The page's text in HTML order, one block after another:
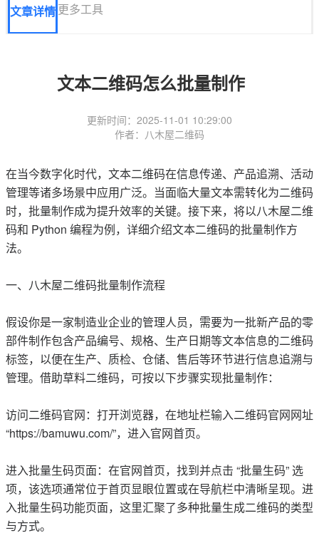
文章详情更多工具
文本二维码怎么批量制作
更新时间：2025-11-01 10:29:00
作者：八木屋二维码
在当今数字化时代，文本二维码在信息传递、产品追溯、活动
管理等诸多场景中应用广泛。当面临大量文本需转化为二维码
时，批量制作成为提升效率的关键。接下来，将以八木屋二维
码和 Python 编程为例，详细介绍文本二维码的批量制作方
法。
一、八木屋二维码批量制作流程
假设你是一家制造业企业的管理人员，需要为一批新产品的零
部件制作包含产品编号、规格、生产日期等文本信息的二维码
标签，以便在生产、质检、仓储、售后等环节进行信息追溯与
管理。借助草料二维码，可按以下步骤实现批量制作：
访问二维码官网：打开浏览器，在地址栏输入二维码官网网址
“https://bamuwu.com/”，进入官网首页。
进入批量生码页面：在官网首页，找到并点击 “批量生码” 选
项，该选项通常位于首页显眼位置或在导航栏中清晰呈现。进
入批量生码功能页面，这里汇聚了多种批量生成二维码的类型
与方式。